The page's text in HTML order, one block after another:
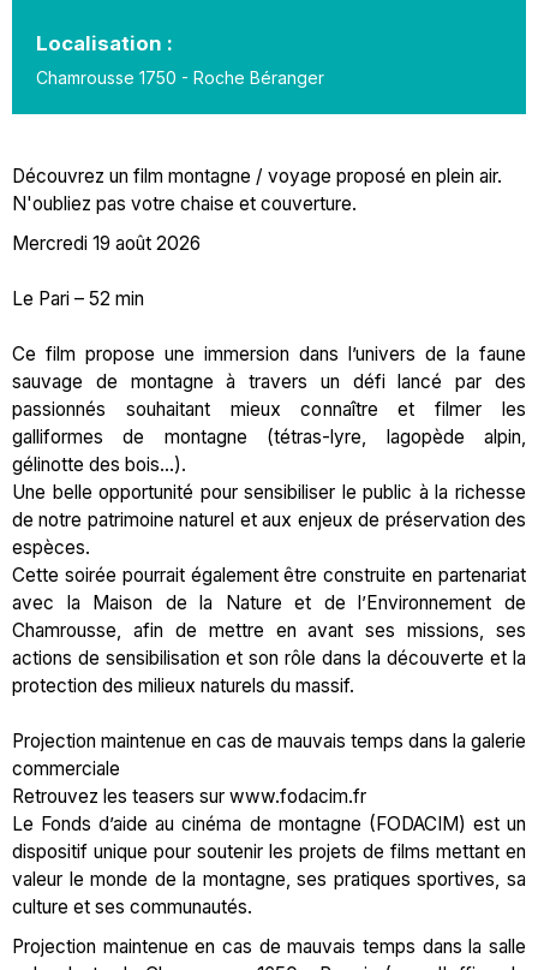
Localisation :
Chamrousse 1750 - Roche Béranger
Découvrez un film montagne / voyage proposé en plein air.
N'oubliez pas votre chaise et couverture.
Mercredi 19 août 2026
Le Pari – 52 min
Ce film propose une immersion dans l’univers de la faune
sauvage de montagne à travers un défi lancé par des
passionnés souhaitant mieux connaître et filmer les
galliformes de montagne (tétras-lyre, lagopède alpin,
gélinotte des bois…).
Une belle opportunité pour sensibiliser le public à la richesse
de notre patrimoine naturel et aux enjeux de préservation des
espèces.
Cette soirée pourrait également être construite en partenariat
avec la Maison de la Nature et de l’Environnement de
Chamrousse, afin de mettre en avant ses missions, ses
actions de sensibilisation et son rôle dans la découverte et la
protection des milieux naturels du massif.
Projection maintenue en cas de mauvais temps dans la galerie
commerciale
Retrouvez les teasers sur www.fodacim.fr
Le Fonds d’aide au cinéma de montagne (FODACIM) est un
dispositif unique pour soutenir les projets de films mettant en
valeur le monde de la montagne, ses pratiques sportives, sa
culture et ses communautés.
Projection maintenue en cas de mauvais temps dans la salle